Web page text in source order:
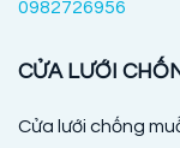
0982726956
CỬA LƯỚI
Cửa lưới chống